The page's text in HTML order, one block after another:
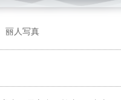
丽人写真